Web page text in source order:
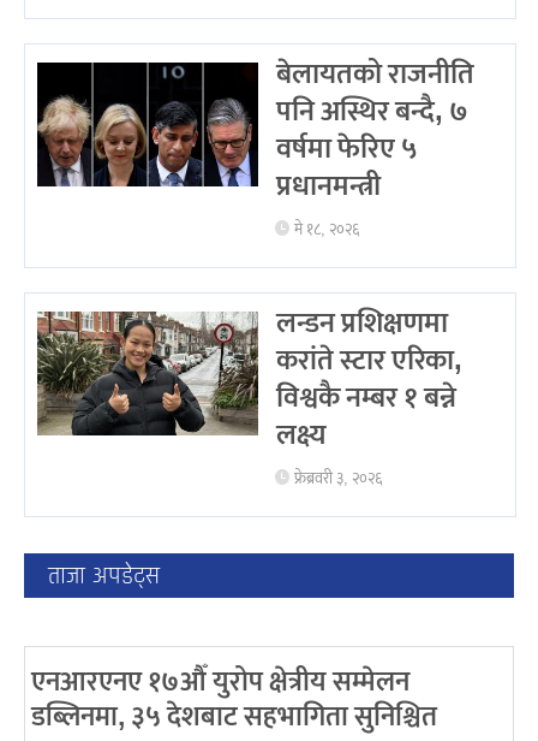
बेलायतको राजनीति
पनि अस्थिर बन्दै, ७
वर्षमा फेरिए ५
प्रधानमन्त्री
मे १८, २०२६
लन्डन प्रशिक्षणमा
करांते स्टार एरिका,
विश्वकै नम्बर १ बन्ने
लक्ष्य
फ्रेब्रवरी ३, २०२६
ताजा अपडेट्स
एनआरएनए १७औँ युरोप क्षेत्रीय सम्मेलन
डब्लिनमा, ३५ देशबाट सहभागिता सुनिश्चित